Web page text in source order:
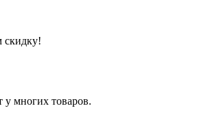
скидку!
у многих товаров.